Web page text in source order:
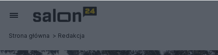
Strona główna Redakcja